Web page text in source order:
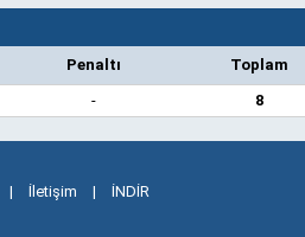
Penaltı
Toplam
- 8
| İletişim | İNDİR